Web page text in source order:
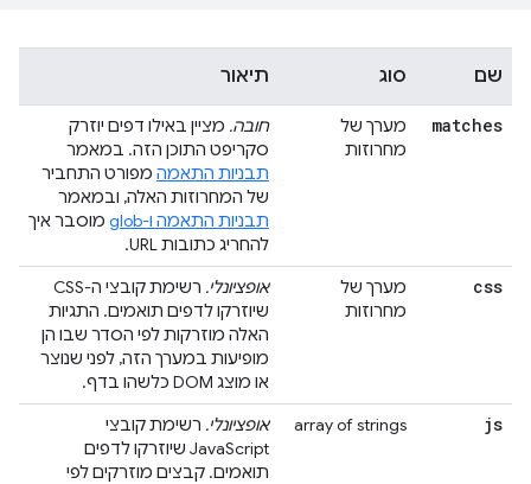
שם סוג תיאור
matches
מערך של
מחרוזות
חובה. מציין באילו דפים יוזרק
סקריפט התוכן הזה. במאמר
תבניות התאמה מפורט התחביר
של המחרוזות האלה, ובמאמר
תבניות התאמה ו-glob
מוסבר איך
להחריג כתובות URL.
css
מערך של
מחרוזות
אופציונלי.
רשימת קובצי ה-CSS
שיוזרקו לדפים תואמים. התגיות
האלה מוזרקות לפי הסדר שבו הן
מופיעות במערך הזה, לפני שנוצר
או מוצג DOM כלשהו בדף.
js
array of strings אופציונלי. רשימת קובצי
JavaScript שיוזרקו לדפים
תואמים. קבצים מוזרקים לפי